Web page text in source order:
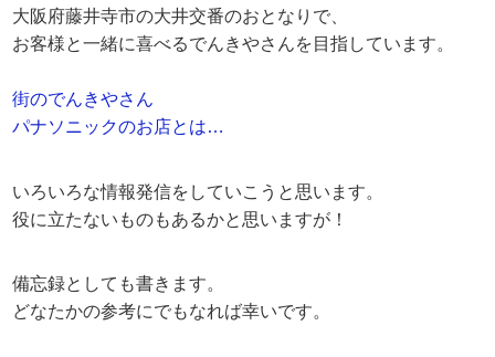
大阪府藤井寺市の大井交番のおとなりで、
お客様と一緒に喜べるでんきやさんを目指しています。
街のでんきやさん
パナソニックのお店とは…
いろいろな情報発信をしていこうと思います。
役に立たないものもあるかと思いますが！
備忘録としても書きます。
どなたかの参考にでもなれば幸いです。